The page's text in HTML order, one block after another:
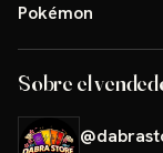
Pokémon
Sobre el
@